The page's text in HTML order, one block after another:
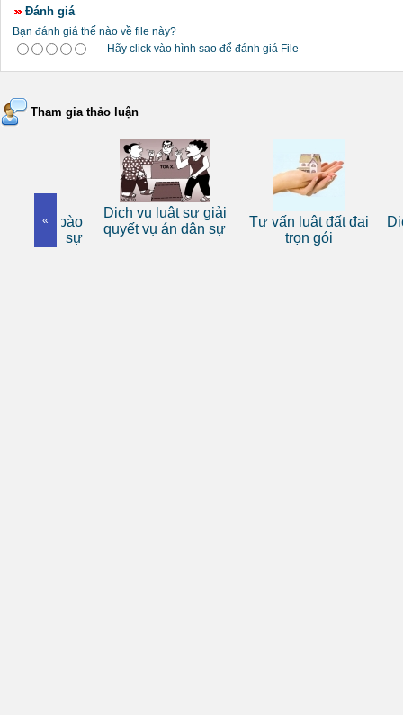
Đánh giá
Bạn đánh giá thế nào về file này?
Hãy click vào hình sao để đánh giá File
Tham gia thảo luận
«
sư bào
Dịch vụ luật sư giải
quyết vụ án dân sự
Tư vấn luật đất đai
trọn gói
Dịch